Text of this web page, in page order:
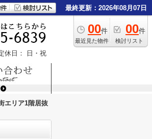
最終更新：2026年08月07日
00件
最近見た物件
00件
検討リスト
休日： 日・祝
エリア1階居抜